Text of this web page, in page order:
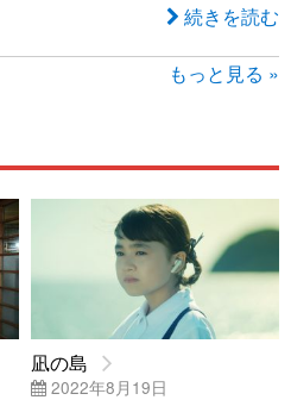
続きを読む
もっと見る »
凪の島
2022年8月19日